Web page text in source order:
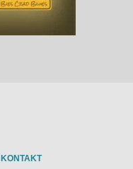
KONTAKT